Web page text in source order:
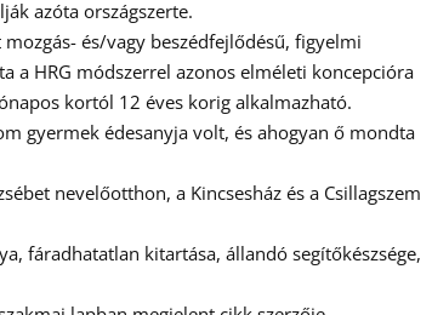
azóta országszerte.
és/vagy beszédfejlődésű, figyelmi
a HRG módszerrel azonos elméleti koncepcióra
kortól 12 éves korig alkalmazható.
gyermek édesanyja volt, és ahogyan ő mondta
nevelőotthon, a Kincsesház és a Csillagszem
fáradhatatlan kitartása, állandó segítőkészsége,